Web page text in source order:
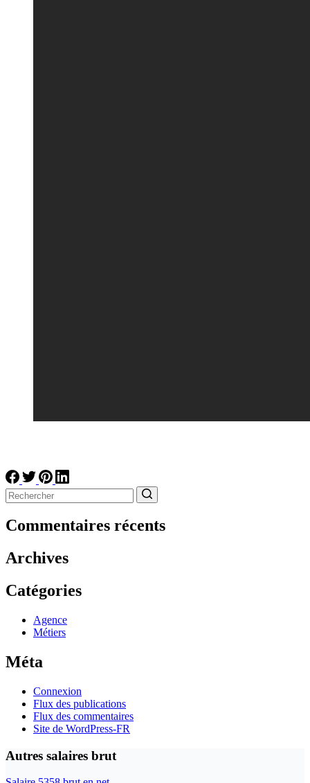
résultat
Commentaires récents
Archives
Catégories
Agence
Métiers
Méta
Connexion
Flux des publications
Flux des commentaires
Site de WordPress-FR
Autres salaires brut